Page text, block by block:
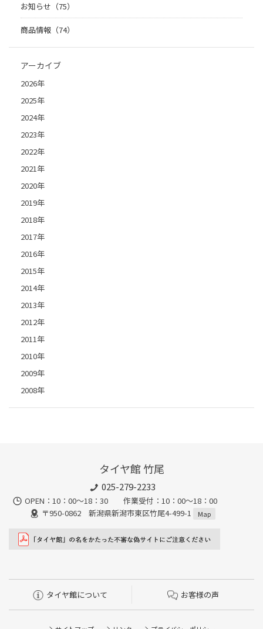
お知らせ（75）
商品情報（74）
アーカイブ
2026年
2025年
2024年
2023年
2022年
2021年
2020年
2019年
2018年
2017年
2016年
2015年
2014年
2013年
2012年
2011年
2010年
2009年
2008年
タイヤ館 竹尾
025-279-2233
OPEN：10：00～18：30 作業受付：10：00～18：00
〒950-0862 新潟県新潟市東区竹尾4-499-1
Map
タイヤ館について お客様の声